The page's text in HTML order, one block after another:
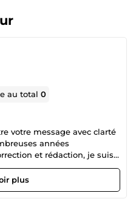
au total0
votre message avec clarté
années
et rédaction, je suis
par la communication. J'ai
les secteurs pour leur
conçus pour répondre à
plus